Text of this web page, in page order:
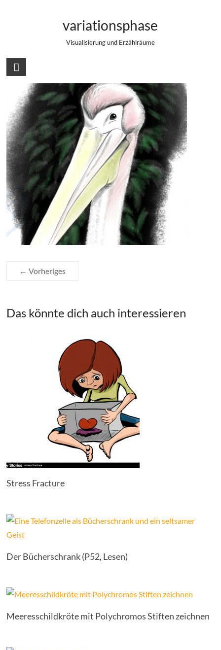
variationsphase
Visualisierung und Erzählräume
Beispielbild erstellt mit eigenem Brush
← Vorheriges
Das könnte dich auch interessieren
Stress Fracture
Der Bücherschrank (P52, Lesen)
Meeresschildkröte mit Polychromos Stiften zeichnen